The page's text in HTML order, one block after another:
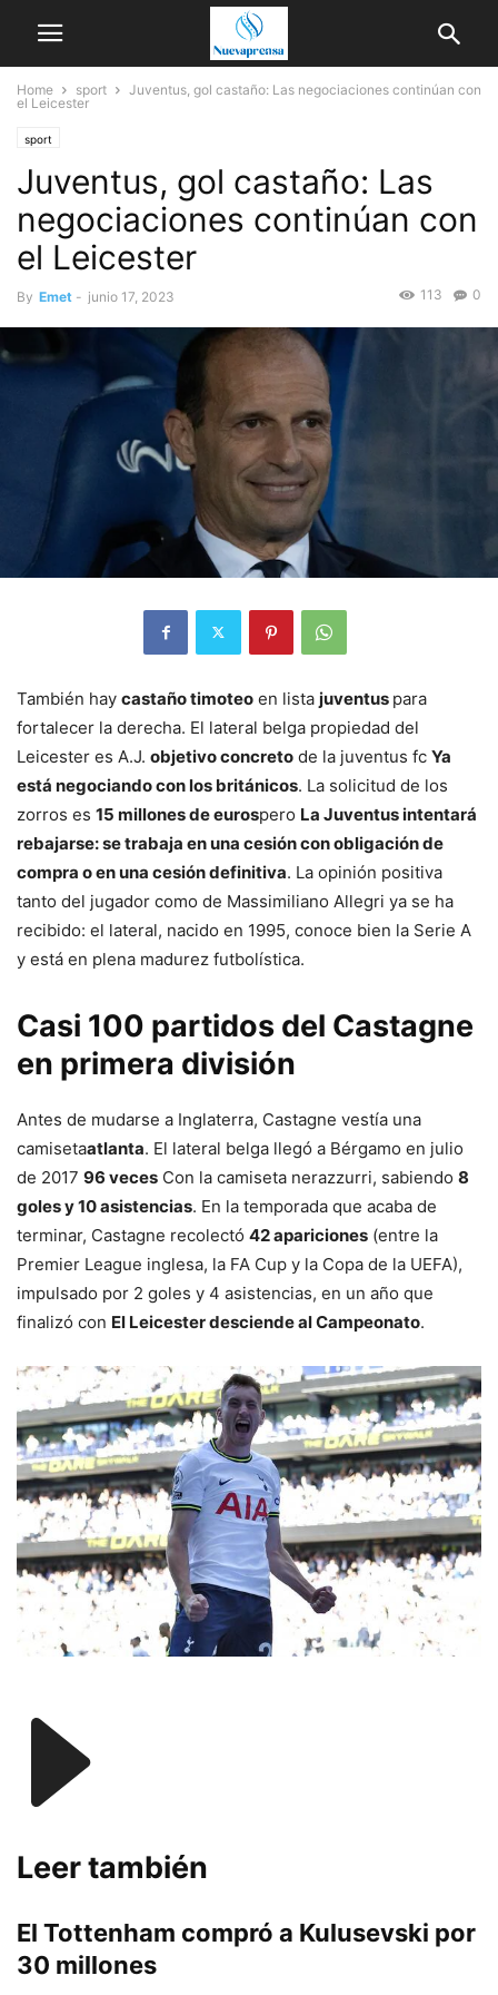
Home sport
Juventus, gol castaño: Las negociaciones continúan con
el Leicester
sport
Juventus, gol castaño: Las
negociaciones continúan con
el Leicester
By Emet - junio 17, 2023 0
113
También hay castaño timoteo en lista juventus para
fortalecer la derecha. El lateral belga propiedad del
Leicester es A.J. objetivo concreto de la juventus fc Ya
está negociando con los británicos. La solicitud de los
zorros es 15 millones de eurospero La Juventus intentará
rebajarse: se trabaja en una cesión con obligación de
compra o en una cesión definitiva. La opinión positiva
tanto del jugador como de Massimiliano Allegri ya se ha
recibido: el lateral, nacido en 1995, conoce bien la Serie A
y está en plena madurez futbolística.
Casi 100 partidos del Castagne
en primera división
Antes de mudarse a Inglaterra, Castagne vestía una
camisetaatlanta. El lateral belga llegó a Bérgamo en julio
de 2017 96 veces Con la camiseta nerazzurri, sabiendo 8
goles y 10 asistencias. En la temporada que acaba de
terminar, Castagne recolectó 42 apariciones (entre la
Premier League inglesa, la FA Cup y la Copa de la UEFA),
impulsado por 2 goles y 4 asistencias, en un año que
finalizó con El Leicester desciende al Campeonato.
Leer también
El Tottenham compró a Kulusevski por
30 millones